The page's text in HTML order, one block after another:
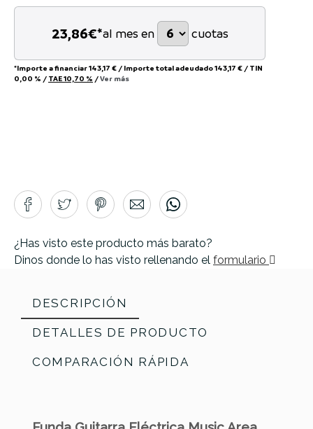
23,86€*al mes en cuotas
*Importe a financiar143,17 € / Importe total adeudado143,17 € / TIN
0,00 % / TAE10,70 % /Ver más
¿Has visto este producto más barato?
Dinos donde lo has visto rellenando el formulario
DESCRIPCIÓN
DETALLES DE PRODUCTO
COMPARACIÓN RÁPIDA